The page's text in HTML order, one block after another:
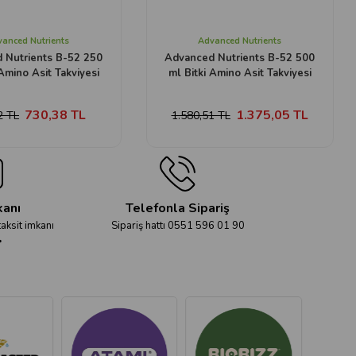
Nutrients
Nutrients B-52 250
Asit Takviyesi
730,38 TL
TL
Advanced Nutrients
Advanced Nutrients B-52 500
ml Bitki Amino Asit Takviyesi
1.375,05 TL
1.580,51 TL
imkanı
Telefonla Sipariş
Sipariş hattı 0551 596 01 90